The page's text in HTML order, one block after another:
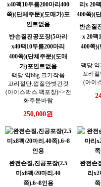
반손질진공포장(5마리
x40팩10두름200마리
400쪽)(단체주문)(도매
가)포인트없음
팩당 약68g 크기작음
꼬리절단.껍질안벗긴것
(아이스박스.팩포장)<>전
화주문바람
250,000원
반손질
x 20팩
400쪽
팩당 약
꼬리
(아이
완전손질,진공포장(2.5
미x8팩/20마리.40
쪽).6~8인용
완전손
리x2